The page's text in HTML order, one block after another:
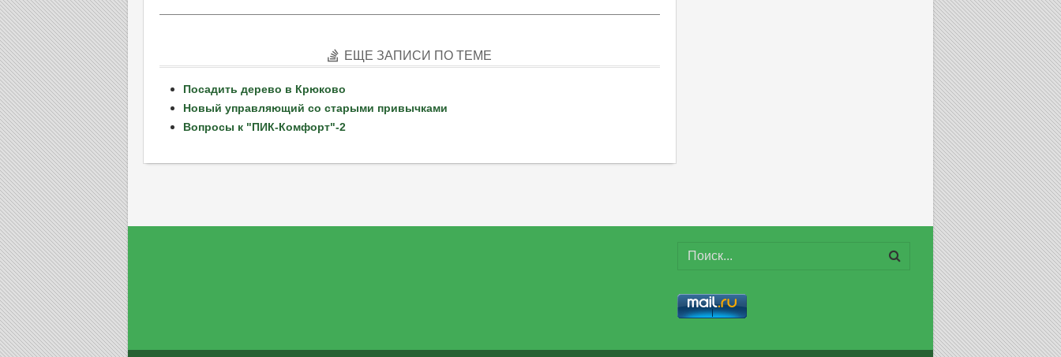
ЕЩЕ ЗАПИСИ ПО ТЕМЕ
Посадить дерево в Крюково
Новый управляющий со старыми привычками
Вопросы к "ПИК-Комфорт"-2